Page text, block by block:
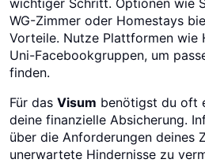
WG-Zimmer oder Homestays
Vorteile. Nutze Plattformen wie
Uni-Facebookgruppen, um
finden.
Für das Visum benötigst du oft
deine finanzielle Absicherung.
über die Anforderungen deines
unerwartete Hindernisse zu